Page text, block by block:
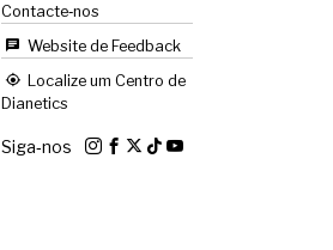
Contacte‑nos
Website de Feedback
Localize um Centro de
Dianetics
Siga‑nos